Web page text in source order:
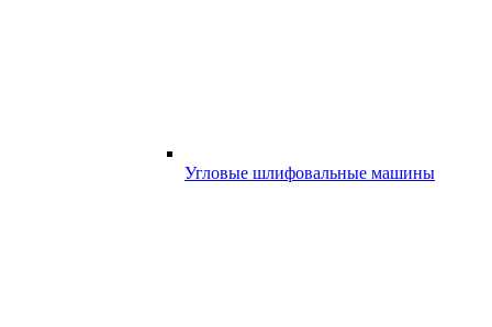
Угловые шлифовальные машины